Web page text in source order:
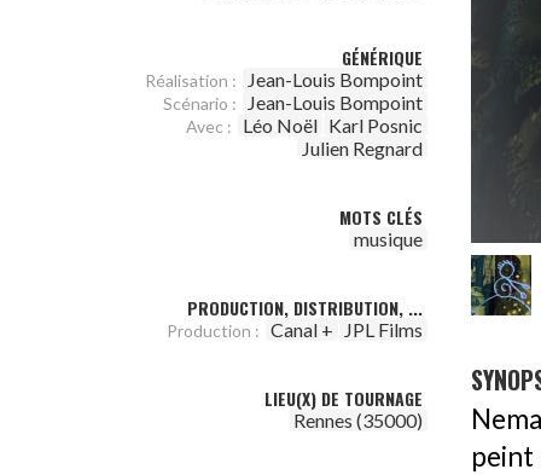
GÉNÉRIQUE
Réalisation : Jean-Louis Bompoint
Scénario : Jean-Louis Bompoint
Avec : Léo Noël Karl Posnic
Julien Regnard
MOTS CLÉS
musique
PRODUCTION, DISTRIBUTION, ...
Production : Canal + JPL Films
LIEU(X) DE TOURNAGE
Rennes (35000)
peint